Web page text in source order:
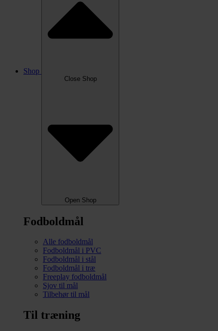
Shop
Close Shop
Open Shop
Fodboldmål
Alle fodboldmål
Fodboldmål i PVC
Fodboldmål i stål
Fodboldmål i træ
Freeplay fodboldmål
Sjov til mål
Tilbehør til mål
Til træning